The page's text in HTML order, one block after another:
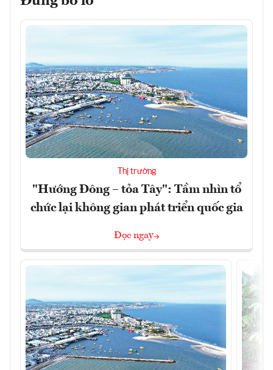
Thị trường
"Hướng Đông – tỏa Tây": Tầm nhìn tổ
chức lại không gian phát triển quốc gia
Đọc ngay